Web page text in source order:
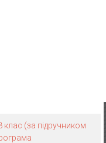
клас (за підручником